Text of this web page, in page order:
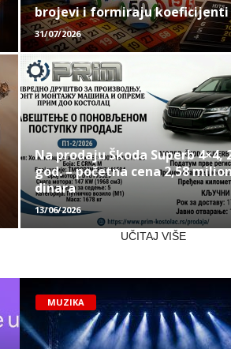
brojevi i formiraju koeficijenti
31/07/2026
Na prodaju Škoda Superb 4×4,
god. – početna cena 2,58
dinara
13/06/2026
UČITAJ VIŠE
MUZIKA